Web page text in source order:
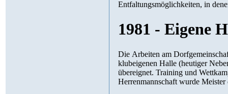
1981 - Eigene
Die Arbeiten am Dorfgemeinschaftshaus
klubeigenen Halle (heutiger Nebentrakt) in Angriff genommen wurde. Die Halle
übereignet. Training und Wettkampfspiele fanden in Sportstätten von Nachbarvereinen statt. Die 3.
Herrenmannschaft wurde Meister